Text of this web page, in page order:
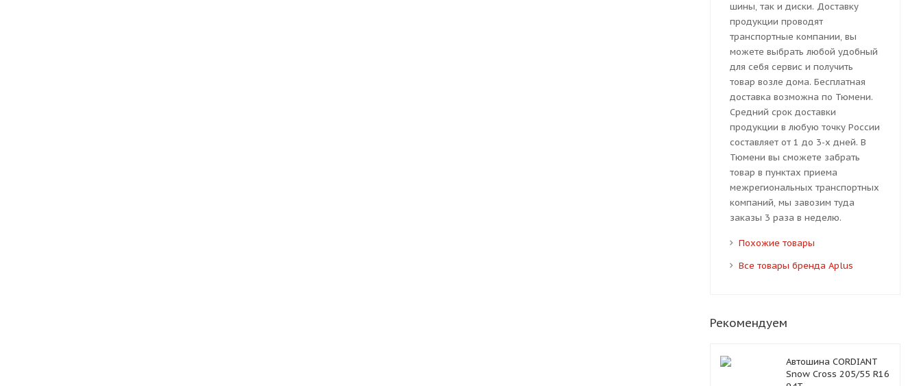
шины, так и диски. Доставку
продукции проводят
транспортные компании, вы
можете выбрать любой удобный
для себя сервис и получить
товар возле дома. Бесплатная
доставка возможна по Тюмени.
Средний срок доставки
продукции в любую точку России
составляет от 1 до 3-х дней. В
Тюмени вы сможете забрать
товар в пунктах приема
межрегиональных транспортных
компаний, мы завозим туда
заказы 3 раза в неделю.
Похожие товары
Все товары бренда Aplus
Рекомендуем
Автошина CORDIANT
Snow Cross 205/55 R16